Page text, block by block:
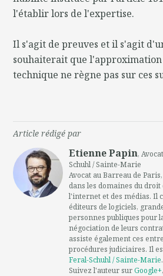
l'établir lors de l'expertise.
Il s'agit de preuves et il s'agit
souhaiterait que
technique ne règne pas sur ces
Article rédigé par
Etienne Papin,
Schuhl / Sainte-Marie
Avocat au Barreau de
dans les domaines du
l'internet et des médias. Il
éditeurs de logiciels,
personnes publiques pour
négociation de leurs
assiste également ces
procédures judiciaires. Il
Feral-Schuhl / Sainte-Marie.
Suivez l'auteur surGoogle+